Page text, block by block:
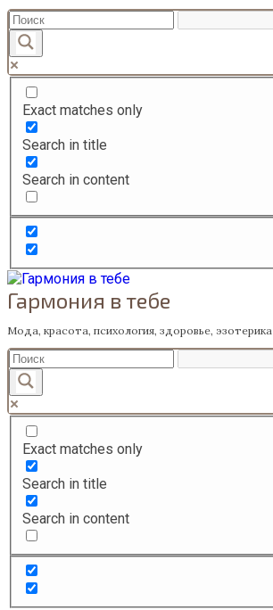
Перейти
к
содержанию
Exact matches only
Search in title
Search in content
Гармония в тебе
Мода, красота, психология, здоровье, эзотерика
Exact matches only
Search in title
Search in content